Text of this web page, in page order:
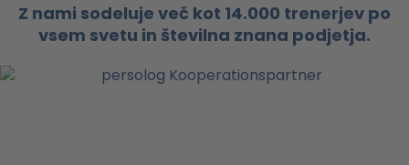
Z nami sodeluje več kot 14.000 trenerjev po
vsem svetu in številna znana podjetja.